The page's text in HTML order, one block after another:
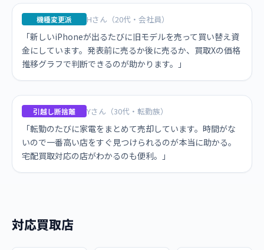
機種変更派 Hさん（20代・会社員）
「新しいiPhoneが出るたびに旧モデルを売って買い替え資
金にしています。発表前に売るか後に売るか、買取Xの価格
推移グラフで判断できるのが助かります。」
引越し断捨離 Yさん（30代・転勤族）
「転勤のたびに家電をまとめて売却しています。時間がな
いので一番高い店をすぐ見つけられるのが本当に助かる。
宅配買取対応の店がわかるのも便利。」
対応買取店